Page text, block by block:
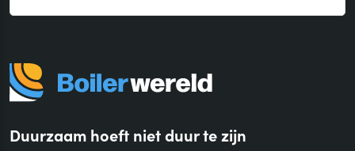
Duurzaam hoeft niet duur te zijn